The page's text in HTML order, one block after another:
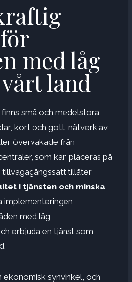
med låg
land
finns små och medelstora
kort och gott, nätverk av
övervakade från
som kan placeras på
tillvägagångssätt tillåter
i tjänsten och minska
implementeringen
med låg
erbjuda en tjänst som
ekonomisk synvinkel, och